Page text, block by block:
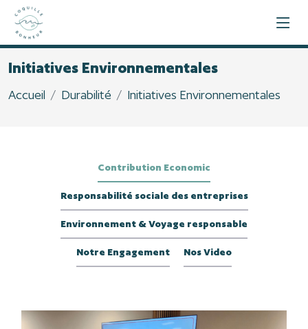
Initiatives Environnementales
Accueil Durabilité Initiatives Environnementales
Contribution Economic
Responsabilité sociale des entreprises
Environnement & Voyage responsable
Notre Engagement Nos Video